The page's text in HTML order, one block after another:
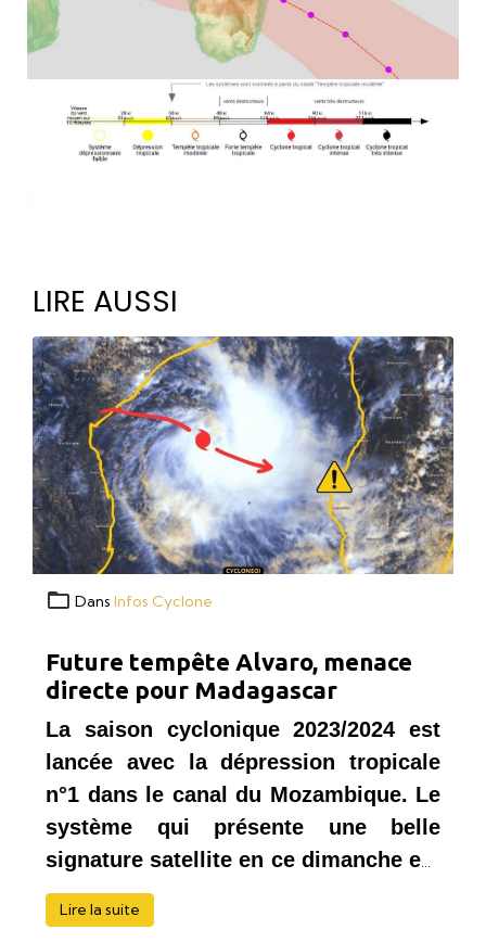
LIRE AUSSI
Dans Infos Cyclone
Future tempête Alvaro, menace
directe pour Madagascar
La saison cyclonique 2023/2024 est
lancée avec la dépression tropicale
n°1 dans le canal du Mozambique. Le
système qui présente une belle
signature satellite en ce dimanche est
parti pour devenir la tempête Alvaro.
Le phénomène se déplace vers Est et
Lire la suite